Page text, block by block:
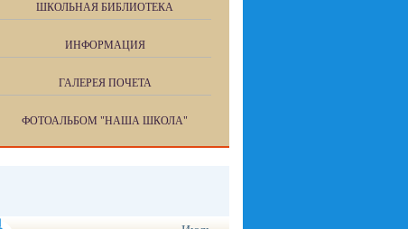
ШКОЛЬНАЯ БИБЛИОТЕКА
ИНФОРМАЦИЯ
ГАЛЕРЕЯ ПОЧЕТА
ФОТОАЛЬБОМ "НАША ШКОЛА"